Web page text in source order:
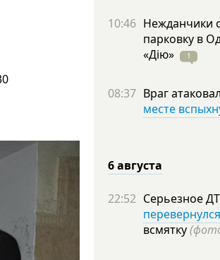
10:46 Нежданчики
парковку в
«Дію»
1
08:37 Враг
месте
6 августа
22:52 Серьезное
всмятку